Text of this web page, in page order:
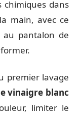
chimiques dans
main, avec ce
pantalon de
premier lavage
vinaigre blanc
limiter le